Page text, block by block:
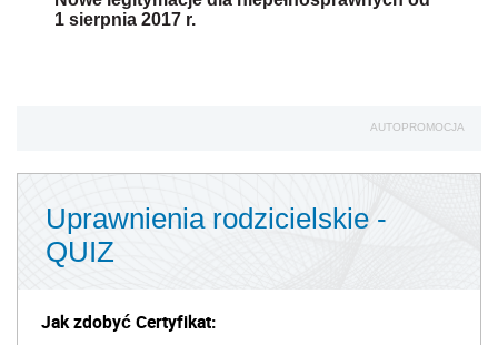
1 sierpnia 2017 r.
AUTOPROMOCJA
Uprawnienia rodzicielskie -
QUIZ
Jak zdobyć Certyfikat: